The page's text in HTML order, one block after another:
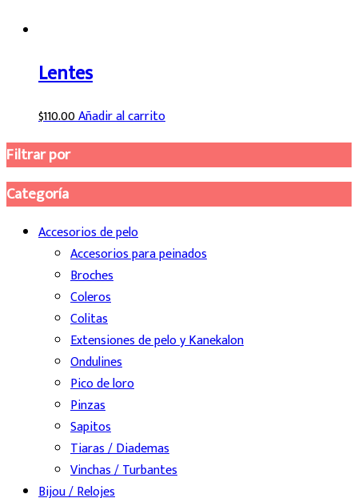
Lentes
$110.00Añadir al carrito
Filtrar por
Categoría
Accesorios de pelo
Accesorios para peinados
Broches
Coleros
Colitas
Extensiones de pelo y Kanekalon
Ondulines
Pico de loro
Pinzas
Sapitos
Tiaras / Diademas
Vinchas / Turbantes
Bijou / Relojes